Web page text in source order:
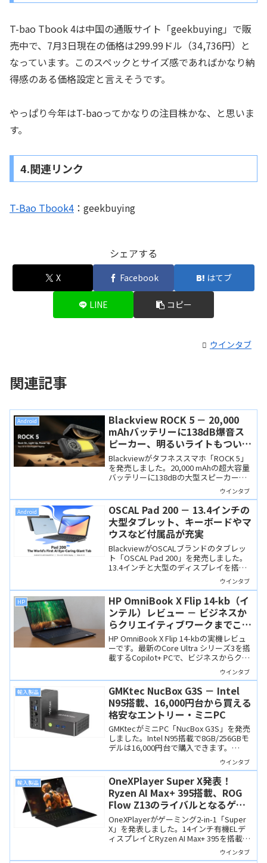
T-bao Tbook 4は中国の通販サイト「geekbuying」で販
売中で、7月3日現在の価格は299.99ドル（34,736円）と
なっています。このスペックとサイズ感であればかなり納
得感のある価格設定と言えそうです。
やっぱり今年はT-baoってかなりの注目株かな、と思いま
す。
4.関連リンク
T-Bao Tbook4 ：geekbuying
シェアする
X Facebook はてブ
LINE コピー
ウインタブ
関連記事
Android
Blackview ROCK 5 － 20,000
mAhバッテリーに138dB爆音ス
ピーカー、明るいライトもつい
た、アウトドアで頼りになるタフ
ネススマホ
Blackviewがタフネススマホ「ROCK 5」
を発売しました。20,000 mAhの超大容量
バッテリーに138dBの大型スピーカー、
背面ライトなど、アウトドアシーンでは
頼りになりそうな製品です。ただ、非常
に分厚くて重いので、街なかでは使いに
くいでしょうね。
ウインタブ
Android
OSCAL Pad 200 － 13.4インチの
大型タブレット、キーボードやマ
ウスなど付属品が充実
BlackviewがOSCALブランドのタブレッ
ト「OSCAL Pad 200」を発売しました。
13.4インチと大型のディスプレイを搭載
し、キーボードやマウスなど豊富な付属
品がセットになっているのが魅力です。
ウインタブ
HP
HP OmniBook X Flip 14-kb（イ
ンテル）レビュー － ビジネスか
らクリエイティブワークまでこな
せるオールラウンドな2-in-1
Copilot+ PC
HP OmniBook X Flip 14-kbの実機レビュ
ーです。最新のCore Ultra シリーズ3を搭
載するCopilot+ PCで、ビジネスからクリ
エイティブワークまでこなせる高い完成
度になっています。有機ELの美しい発色
や驚異的なバッテリ持ちも魅力。
ウインタブ
輸入製品
GMKtec NucBox G3S － Intel
N95搭載、16,000円台から買える
格安なエントリー・ミニPC
GMKtecがミニPC「NucBox G3S」を発売
しました。Intel N95搭載で8GB/256GBモ
デルは16,000円台で購入できます。
Officeや動画視聴、SNSなどに使うサブ
ウインタブ
輸入製品
OneXPlayer Super X発表！
Ryzen AI Max+ 395搭載、ROG
Flow Z13のライバルとなるゲー
ミング2-in-1
OneXPlayerがゲーミング2-in-1「Super
X」を発表しました。14インチ有機ELデ
ィスプレイとRyzen AI Max+ 395を搭載、
ROG Flow Z13のライバルとなる高性能モ
ウインタブ